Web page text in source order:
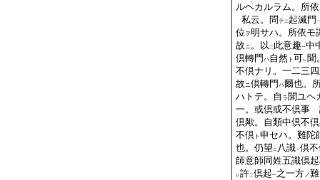
ルヘカルラム。所
私云。問テ二 起滅門 一
位 ヲ明サハ。所依モ
故ニ。以 二 此意趣一中
倶轉門 ハ自然 ト 可レ聞
不倶ナリ。一二三
故ニ倶轉門 ハ爾也。
ハトテ。自 ラ 聞ユヘ
一。或倶或不倶事
倶歟。自類中倶不
不倶 ト 申セハ。難陀
也。仍望 二 八識一倶
師意師同姓五識倶
レ許二倶起一之一方ノ難